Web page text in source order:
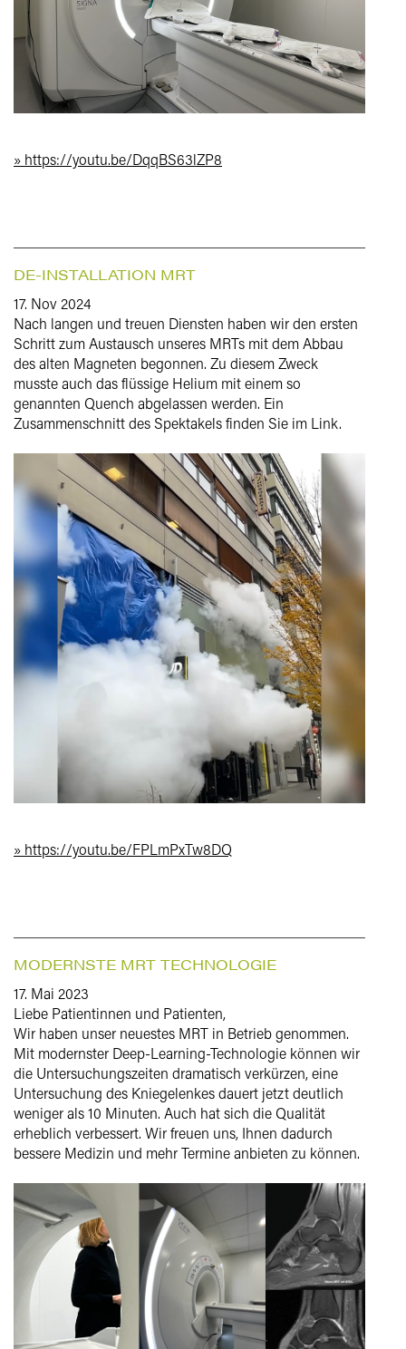
» https://youtu.be/DqqBS63lZP8
DE-INSTALLATION MRT
17. Nov 2024
Nach langen und treuen Diensten haben wir den ersten
Schritt zum Austausch unseres MRTs mit dem Abbau
des alten Magneten begonnen. Zu diesem Zweck
musste auch das flüssige Helium mit einem so
genannten Quench abgelassen werden. Ein
Zusammenschnitt des Spektakels finden Sie im Link.
» https://youtu.be/FPLmPxTw8DQ
MODERNSTE MRT TECHNOLOGIE
17. Mai 2023
Liebe Patientinnen und Patienten,
Wir haben unser neuestes MRT in Betrieb genommen.
Mit modernster Deep-Learning-Technologie können wir
die Untersuchungszeiten dramatisch verkürzen, eine
Untersuchung des Kniegelenkes dauert jetzt deutlich
weniger als 10 Minuten. Auch hat sich die Qualität
erheblich verbessert. Wir freuen uns, Ihnen dadurch
bessere Medizin und mehr Termine anbieten zu können.